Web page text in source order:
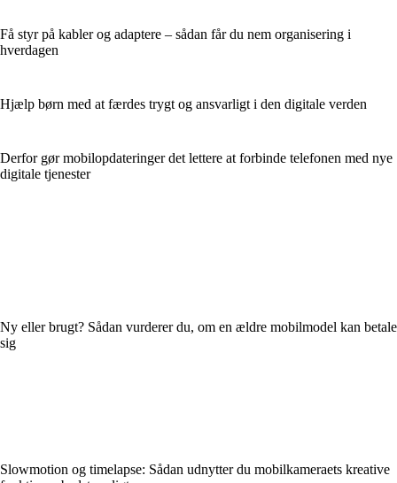
Få styr på kabler og adaptere – sådan får du nem organisering i
hverdagen
Hjælp børn med at færdes trygt og ansvarligt i den digitale verden
Derfor gør mobilopdateringer det lettere at forbinde telefonen med nye
digitale tjenester
Ny eller brugt? Sådan vurderer du, om en ældre mobilmodel kan betale
sig
Slowmotion og timelapse: Sådan udnytter du mobilkameraets kreative